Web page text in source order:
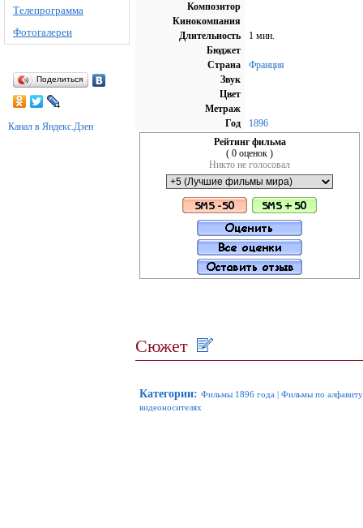
Телепрограмма
Фотогалереи
Поделиться
Канал в Яндекс.Дзен
Композитор
Кинокомпания
Длительность
1 мин.
Бюджет
Страна
Франция
Звук
Цвет
Метраж
Год
1896
Рейтинг фильма
( 0 оценок )
Никто не голосовал
Сюжет
Категории: Фильмы 1896 года | Фильмы по алфавиту
видеоносителях